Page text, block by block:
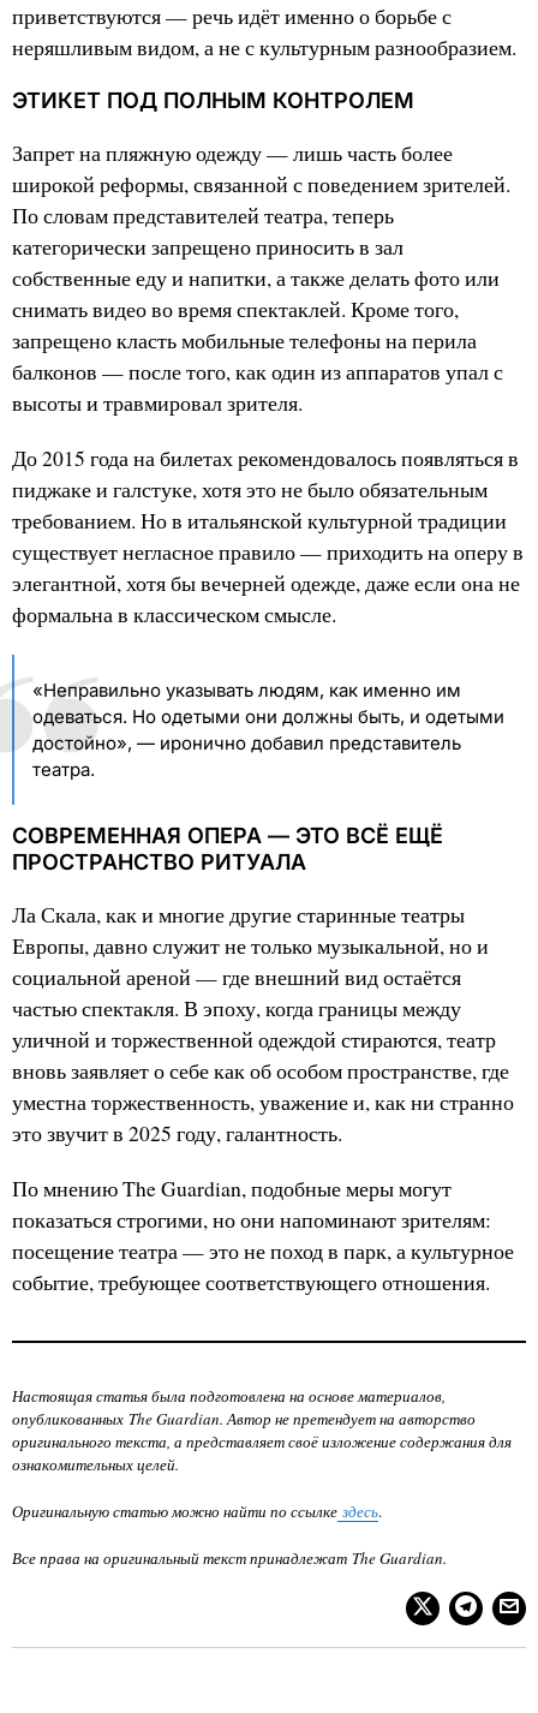
приветствуются — речь идёт именно о борьбе с
неряшливым видом, а не с культурным разнообразием.
ЭТИКЕТ ПОД ПОЛНЫМ КОНТРОЛЕМ
Запрет на пляжную одежду — лишь часть более
широкой реформы, связанной с поведением зрителей.
По словам представителей театра, теперь
категорически запрещено приносить в зал
собственные еду и напитки, а также делать фото или
снимать видео во время спектаклей. Кроме того,
запрещено класть мобильные телефоны на перила
балконов — после того, как один из аппаратов упал с
высоты и травмировал зрителя.
До 2015 года на билетах рекомендовалось появляться в
пиджаке и галстуке, хотя это не было обязательным
требованием. Но в итальянской культурной традиции
существует негласное правило — приходить на оперу в
элегантной, хотя бы вечерней одежде, даже если она не
формальна в классическом смысле.
«Неправильно указывать людям, как именно им
одеваться. Но одетыми они должны быть, и одетыми
достойно», — иронично добавил представитель
театра.
СОВРЕМЕННАЯ ОПЕРА — ЭТО ВСЁ ЕЩЁ
ПРОСТРАНСТВО РИТУАЛА
Ла Скала, как и многие другие старинные театры
Европы, давно служит не только музыкальной, но и
социальной ареной — где внешний вид остаётся
частью спектакля. В эпоху, когда границы между
уличной и торжественной одеждой стираются, театр
вновь заявляет о себе как об особом пространстве, где
уместна торжественность, уважение и, как ни странно
это звучит в 2025 году, галантность.
По мнению The Guardian, подобные меры могут
показаться строгими, но они напоминают зрителям:
посещение театра — это не поход в парк, а культурное
событие, требующее соответствующего отношения.
Настоящая статья была подготовлена на основе материалов,
опубликованных The Guardian. Автор не претендует на авторство
оригинального текста, а представляет своё изложение содержания для
ознакомительных целей.
Оригинальную статью можно найти по ссылке здесь.
Все права на оригинальный текст принадлежат The Guardian.